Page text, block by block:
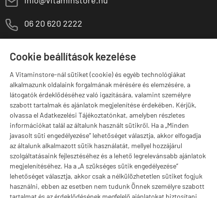
Cookie beállítások kezelése
A Vitaminstore-nál sütiket (cookie) és egyéb technológiákat
alkalmazunk oldalaink forgalmának mérésére és elemzésére, a
látogatók érdeklődéséhez való igazítására, valamint személyre
szabott tartalmak és ajánlatok megjelenítése érdekében. Kérjük,
olvassa el Adatkezelési Tájékoztatónkat, amelyben részletes
információkat talál az általunk használt sütikről. Ha a „Minden
javasolt süti engedélyezése” lehetőséget választja, akkor elfogadja
az általunk alkalmazott sütik használatát, mellyel hozzájárul
szolgáltatásaink fejlesztéséhez és a lehető legrelevánsabb ajánlatok
megjelenítéséhez. Ha a „A szükséges sütik engedélyezése”
lehetőséget választja, akkor csak a nélkülözhetetlen sütiket fogjuk
használni, ebben az esetben nem tudunk Önnek személyre szabott
tartalmat és az érdeklődésének megfelelő ajánlatokat biztosítani.
M 06 20 620 2222
Szugló u. 83-85.
Márkák
Valuta választás